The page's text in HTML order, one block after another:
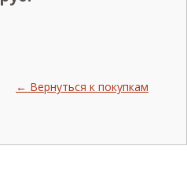
← Вернуться к покупкам